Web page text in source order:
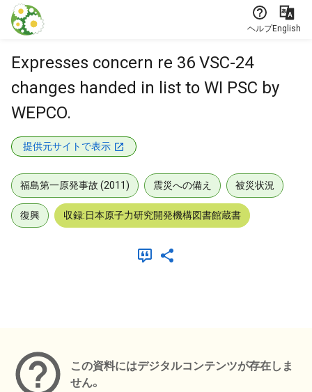
本文に飛ぶ
ヘルプEnglish
Expresses concern re 36 VSC-24
changes handed in list to WI PSC by
WEPCO.
提供元サイトで表示
福島第一原発事故 (2011) 震災への備え 被災状況
復興 収録:日本原子力研究開発機構図書館蔵書
この資料にはデジタルコンテンツが存在しま
せん。